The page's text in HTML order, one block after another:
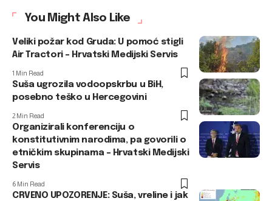
You Might Also Like
Veliki požar kod Gruda: U pomoć stigli
Air Tractori – Hrvatski Medijski Servis
1 Min Read
Suša ugrozila vodoopskrbu u BiH,
posebno teško u Hercegovini
2 Min Read
Organizirali konferenciju o
konstitutivnim narodima, pa govorili o
etničkim skupinama – Hrvatski Medijski
Servis
6 Min Read
CRVENO UPOZORENJE: Suša, vreline i jak